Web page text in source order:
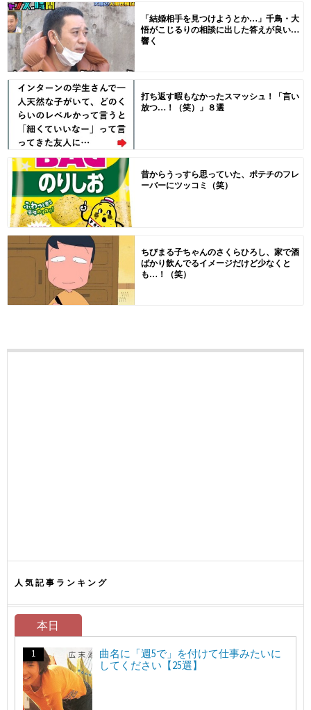
「結婚相手を見つけようとか…」千鳥・大
悟がこじるりの相談に出した答えが良い…
響く
打ち返す暇もなかったスマッシュ！「言い
放つ…！（笑）」８選
昔からうっすら思っていた、ポテチのフレ
ーバーにツッコミ（笑）
ちびまる子ちゃんのさくらひろし、家で酒
ばかり飲んでるイメージだけど少なくと
も…！（笑）
人気記事ランキング
本日
曲名に「週5で」を付けて仕事みたいに
してください【25選】